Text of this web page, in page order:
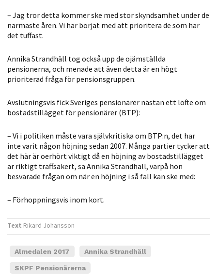
– Jag tror detta kommer ske med stor skyndsamhet under de
närmaste åren. Vi har börjat med att prioritera de som har
det tuffast.
Annika Strandhäll tog också upp de ojämställda
pensionerna, och menade att även detta är en högt
prioriterad fråga för pensionsgruppen.
Avslutningsvis fick Sveriges pensionärer nästan ett löfte om
bostadstillägget för pensionärer (BTP):
– Vi i politiken måste vara självkritiska om BTP:n, det har
inte varit någon höjning sedan 2007. Många partier tycker att
det här är oerhört viktigt då en höjning av bostadstillägget
är riktigt träffsäkert, sa Annika Strandhäll, varpå hon
besvarade frågan om när en höjning i så fall kan ske med:
– Förhoppningsvis inom kort.
Text Rikard Johansson
Almedalen 2017 Annika Strandhäll
SKPF Pensionärerna
med dig av dina
intressen och ditt
chansen att få se
personligt
anpassat innehåll